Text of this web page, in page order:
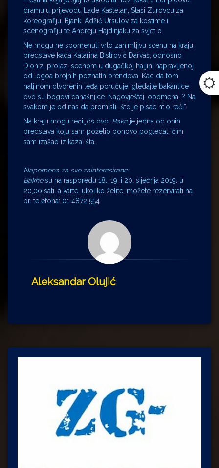
dramu u prijevodu Lade Kaštelan, Staši Zurovcu za
koreografiju, Bjanki Adžić Ursulov za kostime i
scenografiju te Andreju Hajdinjaku za svjetlo.
Ne mogu ne spomenuti vrlo zanimljivu scenu na kraju
predstave kada Katarina Bistrović Darvaš, odnosno
Dioniz, prolazi scenom u dugačkoj haljini napravljenoj
od logoa brojnih poznatih brendova. Kao da tom
haljinom otvorenih leđa poručuje: gledajte bakantice
ovo su bogovi današnjice. Nagovještaj, opomena…? Na
svakom je od nas da promisli „što je pisac htio reći“.
Na kraju mogu reći još ovo, Bakeje jedna od onih
predstava koju sam poželio ponovo pogledati čim
sam izašao iz kazališta.
Napomena za sve zainteresirane:
Bakhesu na rasporedu 18., 19. i 20. siječnja 2019. u
20,00 sati, a karte, ukoliko želite, možete rezervirati na
br. telefona: 01 4872 554.
Aleksandar Olujić